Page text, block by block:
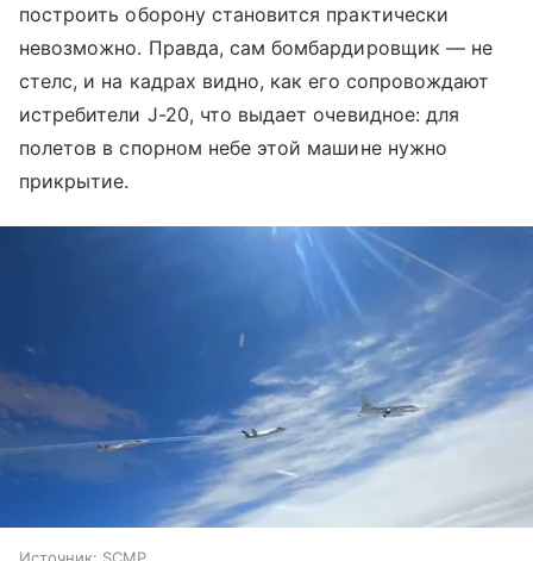
построить оборону становится практически
невозможно. Правда, сам бомбардировщик — не
стелс, и на кадрах видно, как его сопровождают
истребители J-20, что выдает очевидное: для
полетов в спорном небе этой машине нужно
прикрытие.